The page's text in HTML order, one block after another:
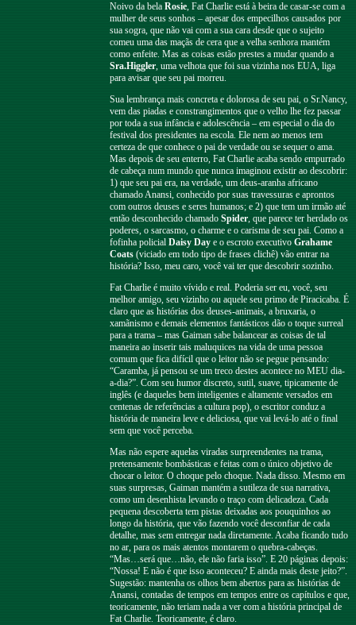
Noivo da bela Rosie, Fat Charlie está à beira de casar-se com a
mulher de seus sonhos – apesar dos empecilhos causados por
sua sogra, que não vai com a sua cara desde que o sujeito
comeu uma das maçãs de cera que a velha senhora mantém
como enfeite. Mas as coisas estão prestes a mudar quando a
Sra.Higgler, uma velhota que foi sua vizinha nos EUA, liga
para avisar que seu pai morreu.
Sua lembrança mais concreta e dolorosa de seu pai, o Sr.Nancy,
vem das piadas e constrangimentos que o velho lhe fez passar
por toda a sua infância e adolescência – em especial o dia do
festival dos presidentes na escola. Ele nem ao menos tem
certeza de que conhece o pai de verdade ou se sequer o ama.
Mas depois de seu enterro, Fat Charlie acaba sendo empurrado
de cabeça num mundo que nunca imaginou existir ao descobrir:
1) que seu pai era, na verdade, um deus-aranha africano
chamado Anansi, conhecido por suas travessuras e aprontos
com outros deuses e seres humanos; e 2) que tem um irmão até
então desconhecido chamado Spider, que parece ter herdado os
poderes, o sarcasmo, o charme e o carisma de seu pai. Como a
fofinha policial Daisy Day e o escroto executivo Grahame
Coats (viciado em todo tipo de frases clichê) vão entrar na
história? Isso, meu caro, você vai ter que descobrir sozinho.
Fat Charlie é muito vívido e real. Poderia ser eu, você, seu
melhor amigo, seu vizinho ou aquele seu primo de Piracicaba. É
claro que as histórias dos deuses-animais, a bruxaria, o
xamãnismo e demais elementos fantásticos dão o toque surreal
para a trama – mas Gaiman sabe balancear as coisas de tal
maneira ao inserir tais maluquices na vida de uma pessoa
comum que fica difícil que o leitor não se pegue pensando:
“Caramba, já pensou se um treco destes acontece no MEU dia-
a-dia?”. Com seu humor discreto, sutil, suave, tipicamente de
inglês (e daqueles bem inteligentes e altamente versados em
centenas de referências a cultura pop), o escritor conduz a
história de maneira leve e deliciosa, que vai levá-lo até o final
sem que você perceba.
Mas não espere aquelas viradas surpreendentes na trama,
pretensamente bombásticas e feitas com o único objetivo de
chocar o leitor. O choque pelo choque. Nada disso. Mesmo em
suas surpresas, Gaiman mantém a sutileza de sua narrativa,
como um desenhista levando o traço com delicadeza. Cada
pequena descoberta tem pistas deixadas aos pouquinhos ao
longo da história, que vão fazendo você desconfiar de cada
detalhe, mas sem entregar nada diretamente. Acaba ficando tudo
no ar, para os mais atentos montarem o quebra-cabeças.
“Mas…será que…não, ele não faria isso”. E 20 páginas depois:
“Nossa! E não é que isso aconteceu? E ainda mais deste jeito?”.
Sugestão: mantenha os olhos bem abertos para as histórias de
Anansi, contadas de tempos em tempos entre os capítulos e que,
teoricamente, não teriam nada a ver com a história principal de
Fat Charlie. Teoricamente, é claro.